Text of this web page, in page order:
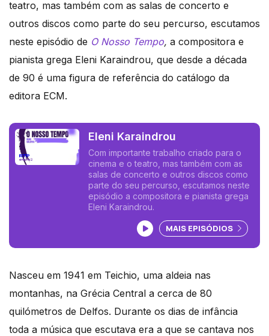
teatro, mas também com as salas de concerto e
outros discos como parte do seu percurso, escutamos
neste episódio de O Nosso Tempo, a compositora e
pianista grega Eleni Karaindrou, que desde a década
de 90 é uma figura de referência do catálogo da
editora ECM.
Eleni Karaindrou
Com importante trabalho criado para o
cinema e o teatro, mas também com as
salas de concerto e outros discos como
parte do seu percurso, escutamos neste
episódio a compositora e pianista grega
Eleni Karaindrou.
Ouvir podcast
MAIS EPISÓDIOS
Nasceu em 1941 em Teichio, uma aldeia nas
montanhas, na Grécia Central a cerca de 80
quilómetros de Delfos. Durante os dias de infância
toda a música que escutava era a que se cantava nos